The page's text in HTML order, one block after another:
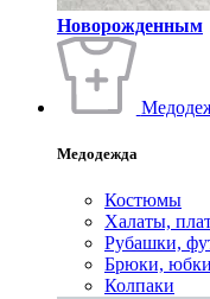
Новорожденным
Медодежда
Костюмы
Халаты,
Рубашки,
Брюки, юбки
Колпаки